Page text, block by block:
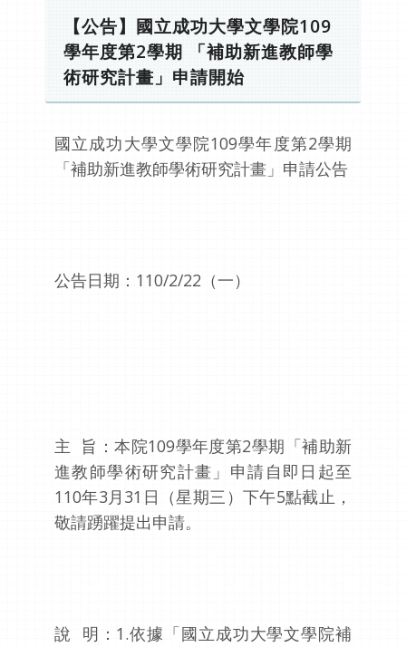
【公告】國立成功大學文學院109
學年度第2學期 「補助新進教師學
術研究計畫」申請開始
國立成功大學文學院109學年度第2學期
「補助新進教師學術研究計畫」申請公告
公告日期：110/2/22（一）
主 旨：本院109學年度第2學期「補助新
進教師學術研究計畫」申請自即日起至
110年3月31日（星期三）下午5點截止，
敬請踴躍提出申請。
說 明：1.依據「國立成功大學文學院補